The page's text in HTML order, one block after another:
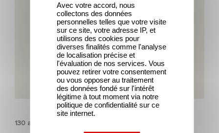
PATRIMOINE
130 ans d’innovation, et l’histoire continue
Avec votre accord, nous
collectons des données
personnelles telles que votre visite
sur ce site, votre adresse IP, et
utilisons des cookies pour
diverses finalités comme l'analyse
de localisation précise et
l'évaluation de nos services. Vous
pouvez retirer votre consentement
ou vous opposer au traitement
des données fondé sur l'intérêt
légitime à tout moment via notre
politique de confidentialité sur ce
site internet.